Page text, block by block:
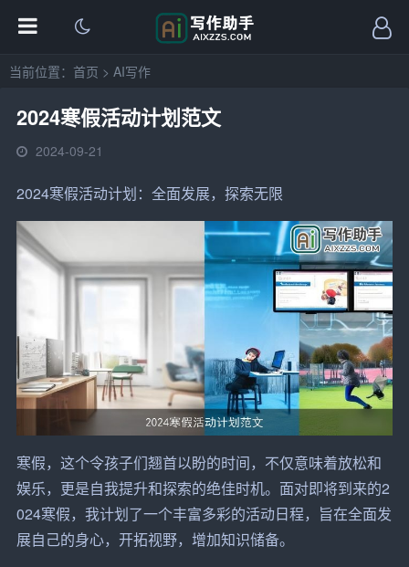
当前位置： 首页 > AI写作
2024寒假活动计划范文
2024-09-21
2024寒假活动计划：全面发展，探索无限
寒假，这个令孩子们翘首以盼的时间，不仅意味着放松和
娱乐，更是自我提升和探索的绝佳时机。面对即将到来的2
024寒假，我计划了一个丰富多彩的活动日程，旨在全面发
展自己的身心，开拓视野，增加知识储备。